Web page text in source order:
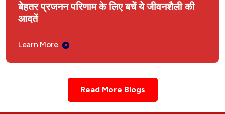
बेहतर प्रजनन परिणाम के लिए बचें ये जीवनशैली की
आदतें
Learn More
Read More Blogs